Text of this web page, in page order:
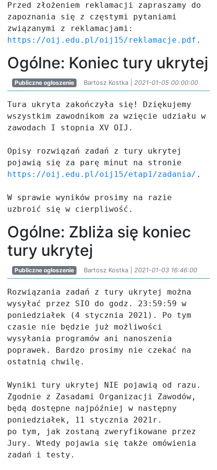
Przed złożeniem reklamacji zapraszamy do
zapoznania się z częstymi pytaniami
https://oij.edu.pl/oij15/reklamacje.pdf .
Ogólne: Koniec tury ukrytej
Publiczne ogłoszenie Bartosz Kostka | 2021-01-05 00:00:00
Tura ukryta zakończyła się! Dziękujemy
wszystkim zawodnikom za wzięcie udziału w
zawodach I stopnia XV OIJ.
Opisy rozwiązań zadań z tury ukrytej
https://oij.edu.pl/oij15/etap1/zadania/ .
W sprawie wyników prosimy na razie
uzbroić się w cierpliwość.
Ogólne: Zbliża się koniec
tury ukrytej
Publiczne ogłoszenie Bartosz Kostka | 2021-01-03 16:46:00
Rozwiązania zadań z tury ukrytej można
wysyłać przez SIO do godz. 23:59:59 w
poniedziałek (4 stycznia 2021). Po tym
czasie nie będzie już możliwości
wysyłania programów ani nanoszenia
poprawek. Bardzo prosimy nie czekać na
ostatnią chwilę.
Wyniki tury ukrytej NIE pojawią od razu.
Zgodnie z Zasadami Organizacji Zawodów,
będą dostępne najpóźniej w następny
poniedziałek, 11 stycznia 2021r.
po tym, jak zostaną zweryfikowane przez
Jury. Wtedy pojawia się także omówienia
zadań i testy.